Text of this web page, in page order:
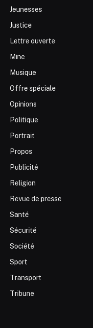
Jeunesses
Justice
Lettre ouverte
Mine
Musique
Offre spéciale
Opinions
Politique
Portrait
Propos
Publicité
Religion
Revue de presse
Santé
Sécurité
Société
Sport
Transport
Tribune